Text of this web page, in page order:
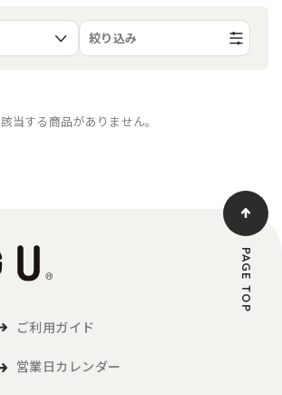
絞り込み
該当する商品がありません。
ご利用ガイド
営業日カレンダー
PAGE TOP